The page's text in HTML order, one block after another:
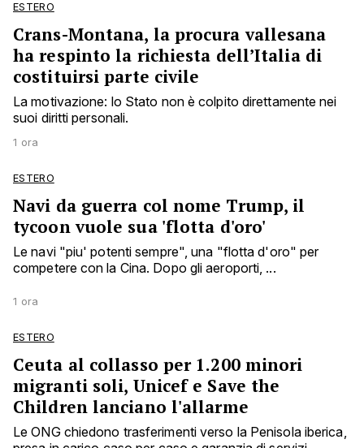
ESTERO
Crans-Montana, la procura vallesana
ha respinto la richiesta dell’Italia di
costituirsi parte civile
La motivazione: lo Stato non è colpito direttamente nei
suoi diritti personali.
1 ora
ESTERO
Navi da guerra col nome Trump, il
tycoon vuole sua 'flotta d'oro'
Le navi "piu' potenti sempre", una "flotta d'oro" per
competere con la Cina. Dopo gli aeroporti, ...
1 ora
ESTERO
Ceuta al collasso per 1.200 minori
migranti soli, Unicef e Save the
Children lanciano l'allarme
Le ONG chiedono trasferimenti verso la Penisola iberica,